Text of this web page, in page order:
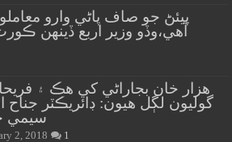
پيئڻ جو صاف پاڻي وارو
آهي،وڏو وزير اربع ڏينهن
گوليون لڳل هيون: ڊائريڪٽر جناح
سيمي
2, 2018 1